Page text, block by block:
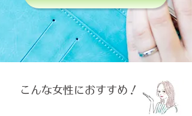
​こんな女性におすすめ！